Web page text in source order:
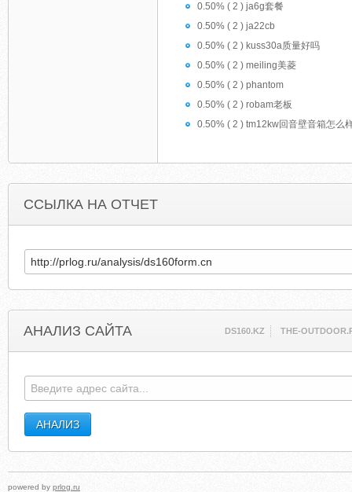
0.50% ( 2 ) ja6g套餐
0.50% ( 2 ) ja22cb
0.50% ( 2 ) kuss30a质量好吗
0.50% ( 2 ) meiling美菱
0.50% ( 2 ) phantom
0.50% ( 2 ) robam老板
0.50% ( 2 ) tm12kw回音壁音箱怎么
ССЫЛКА НА ОТЧЕТ
АНАЛИЗ САЙТА DS160.KZ THE-
powered by prlog.ru